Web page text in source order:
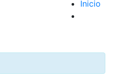
Inicio